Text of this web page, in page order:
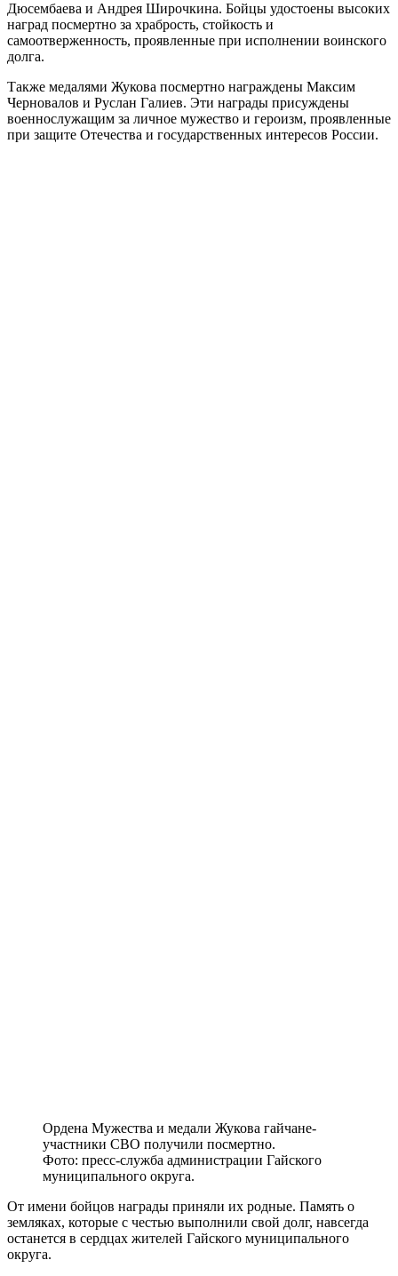
Дюсембаева и Андрея Широчкина. Бойцы удостоены высоких
наград посмертно за храбрость, стойкость и
самоотверженность, проявленные при исполнении воинского
долга.
Также медалями Жукова посмертно награждены Максим
Черновалов и Руслан Галиев. Эти награды присуждены
военнослужащим за личное мужество и героизм, проявленные
при защите Отечества и государственных интересов России.
Ордена Мужества и медали Жукова гайчане-
участники СВО получили посмертно.
Фото: пресс-служба администрации Гайского
муниципального округа.
От имени бойцов награды приняли их родные. Память о
земляках, которые с честью выполнили свой долг, навсегда
останется в сердцах жителей Гайского муниципального
округа.